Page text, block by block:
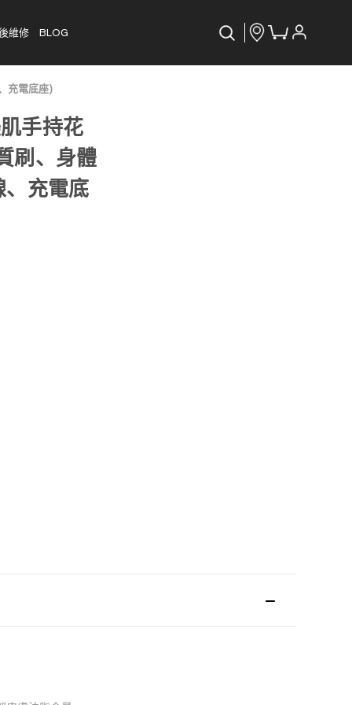
維修 BLOG
充電底座)
手持花
刷、身體
充電底